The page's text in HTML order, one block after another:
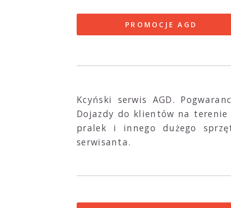
PROMOCJE AGD
Kcyński serwis AGD.
Dojazdy do klientów na terenie
pralek i innego dużego
serwisanta.